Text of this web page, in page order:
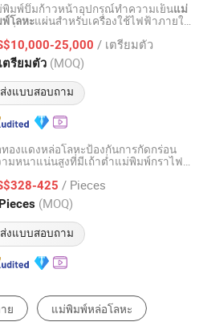
พิมพ์ปั๊มก้าวหน้าอุปกรณ์ทำความเย็นแม่
โลหะแผ่นสำหรับเครื่องใช้ไฟฟ้าภายใน
25,000 / เตรียมตัว
ตรียมตัว (MOQ)
ส่งแบบสอบถาม
Co., Ltd.
อัตราจาก 2025
องแดงหล่อโลหะป้องกันการกัดกร่อน
มหนาแน่นสูงที่มีเถ้าต่ำแม่พิมพ์กราไฟต์
425 / Pieces
(MOQ)
ส่งแบบสอบถาม
CO., LTD.
อัตราจาก 2018
อุปกรณ์ปั๊ม